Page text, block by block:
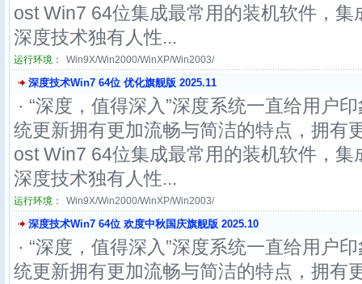
ost Win7 64位集成最常用的装机软件，
深度技术独有人性...
运行环境： Win9X/Win2000/WinXP/Win2003/
深度技术Win7 64位 优化旗舰版 2025.11
· “深度，值得深入”深度系统一直给用户
统更新拥有更加流畅与简洁的特点，拥有
ost Win7 64位集成最常用的装机软件，
深度技术独有人性...
运行环境： Win9X/Win2000/WinXP/Win2003/
深度技术Win7 64位 欢度中秋国庆旗舰版 2025.10
· “深度，值得深入”深度系统一直给用户
统更新拥有更加流畅与简洁的特点，拥有